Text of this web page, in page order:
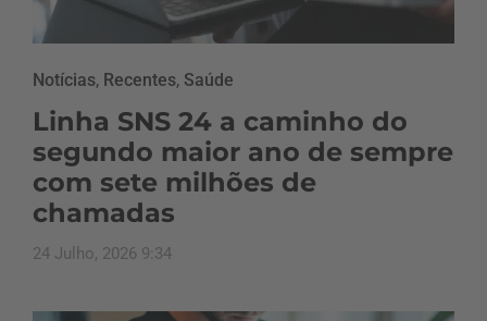
Notícias, Recentes, Saúde
Linha SNS 24 a caminho do
segundo maior ano de sempre
com sete milhões de
chamadas
24 Julho, 2026 9:34